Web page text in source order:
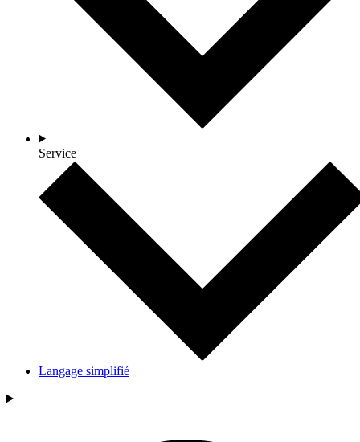
Service
Langage simplifié